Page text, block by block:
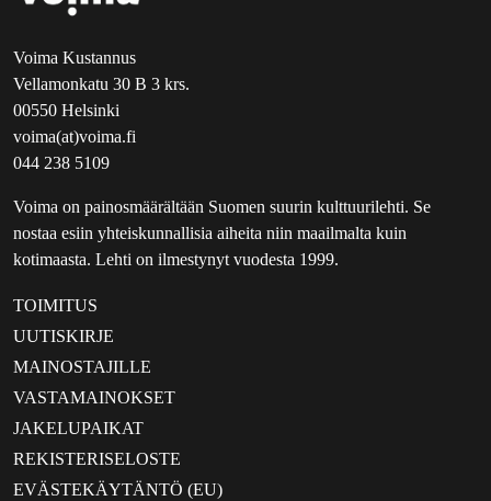
Voima Kustannus
Vellamonkatu 30 B 3 krs.
00550 Helsinki
voima(at)voima.fi
044 238 5109
Voima on painosmäärältään Suomen suurin kulttuurilehti. Se
nostaa esiin yhteiskunnallisia aiheita niin maailmalta kuin
kotimaasta. Lehti on ilmestynyt vuodesta 1999.
TOIMITUS
UUTISKIRJE
MAINOSTAJILLE
VASTAMAINOKSET
JAKELUPAIKAT
REKISTERISELOSTE
EVÄSTEKÄYTÄNTÖ (EU)